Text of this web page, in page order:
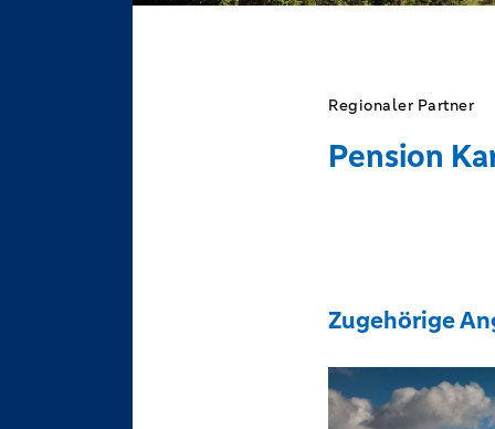
Regionaler Partner
Pension
Zugehörige